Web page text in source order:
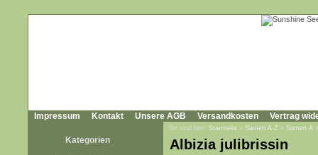
Impressum Kontakt Unsere AGB Versandkosten Vertrag
Kategorien
Sie sind hier: Startseite » Samen A-Z » Samen A
Albizia julibrissin